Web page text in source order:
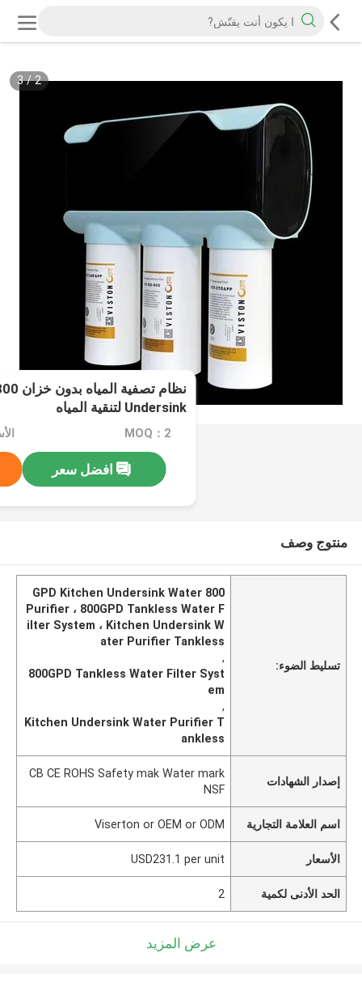
2
/
3
Undersink لتنقية المياه
MOQ：2
افضل سعر
منتوج وصف
تسليط الضوء:
800 GPD Kitchen Undersink Water
Purifier ، 800GPD Tankless Water F
ilter System ، Kitchen Undersink W
ater Purifier Tankless
,
800GPD Tankless Water Filter Syst
em
,
Kitchen Undersink Water Purifier T
ankless
إصدار الشهادات
CB CE ROHS Safety mak Water mark
NSF
اسم العلامة التجارية Viserton or OEM or ODM
الأسعار USD231.1 per unit
الحد الأدنى لكمية 2
عرض المزيد